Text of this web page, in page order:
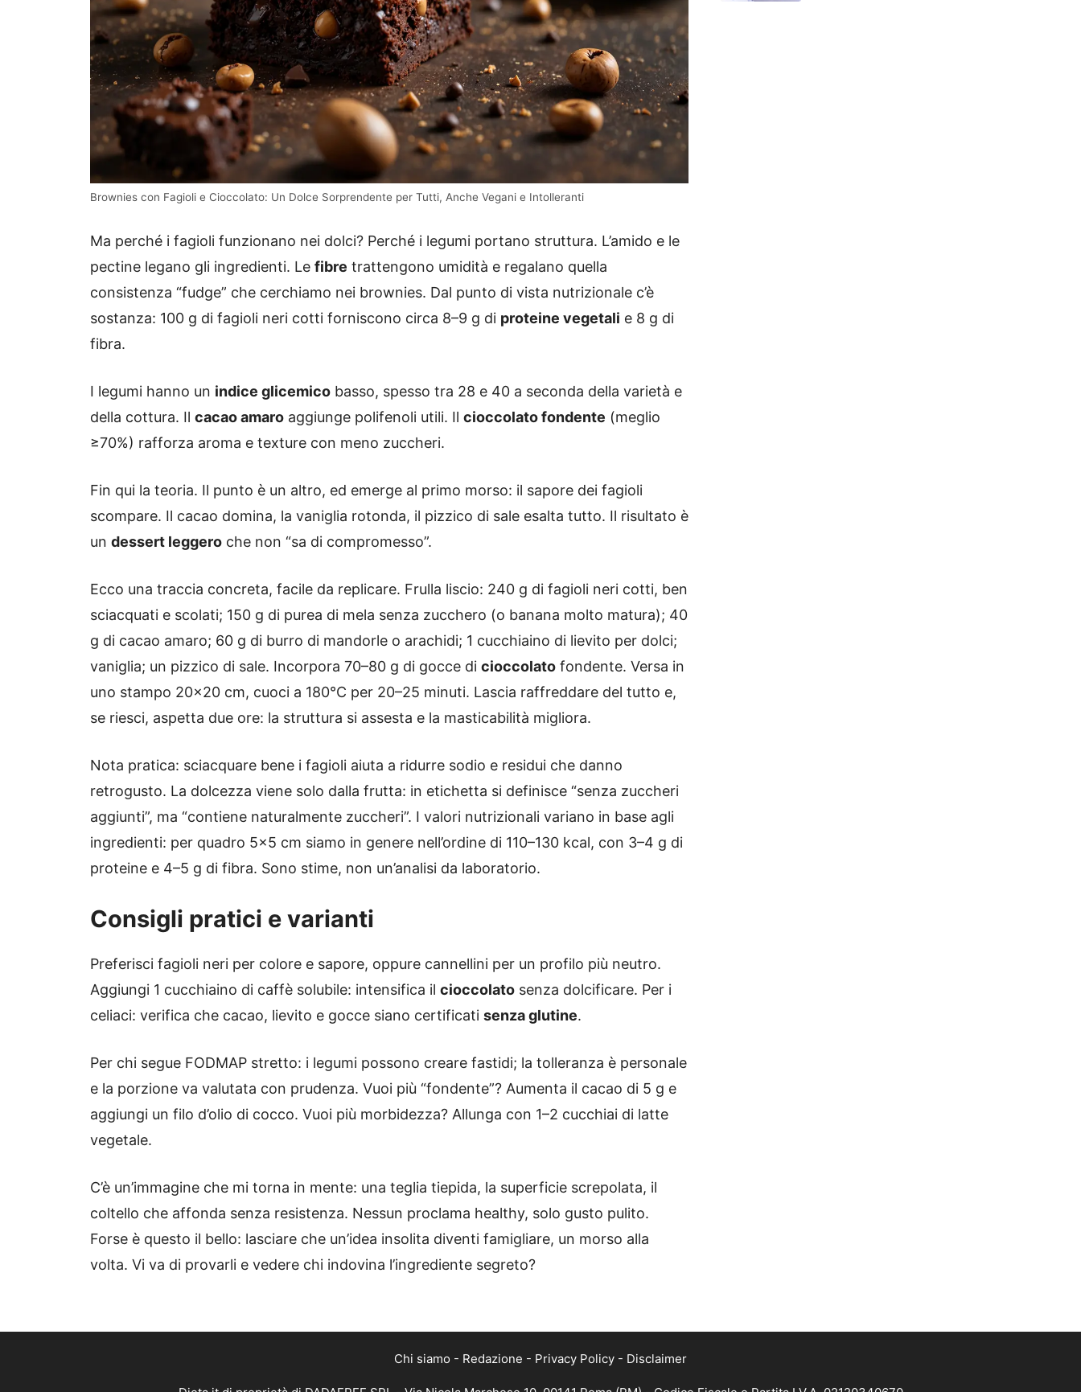
Brownies con Fagioli e Cioccolato: Un Dolce Sorprendente per Tutti, Anche Vegani e Intolleranti
Ma perché i fagioli funzionano nei dolci? Perché i legumi portano struttura. L’amido e le
pectine legano gli ingredienti. Le fibre trattengono umidità e regalano quella
consistenza “fudge” che cerchiamo nei brownies. Dal punto di vista nutrizionale c’è
sostanza: 100 g di fagioli neri cotti forniscono circa 8–9 g di proteine vegetali e 8 g di
fibra.
I legumi hanno un indice glicemico basso, spesso tra 28 e 40 a seconda della varietà e
della cottura. Il cacao amaro aggiunge polifenoli utili. Il cioccolato fondente (meglio
≥70%) rafforza aroma e texture con meno zuccheri.
Fin qui la teoria. Il punto è un altro, ed emerge al primo morso: il sapore dei fagioli
scompare. Il cacao domina, la vaniglia rotonda, il pizzico di sale esalta tutto. Il risultato è
un dessert leggero che non “sa di compromesso”.
Ecco una traccia concreta, facile da replicare. Frulla liscio: 240 g di fagioli neri cotti, ben
sciacquati e scolati; 150 g di purea di mela senza zucchero (o banana molto matura); 40
g di cacao amaro; 60 g di burro di mandorle o arachidi; 1 cucchiaino di lievito per dolci;
vaniglia; un pizzico di sale. Incorpora 70–80 g di gocce di cioccolato fondente. Versa in
uno stampo 20×20 cm, cuoci a 180°C per 20–25 minuti. Lascia raffreddare del tutto e,
se riesci, aspetta due ore: la struttura si assesta e la masticabilità migliora.
Nota pratica: sciacquare bene i fagioli aiuta a ridurre sodio e residui che danno
retrogusto. La dolcezza viene solo dalla frutta: in etichetta si definisce “senza zuccheri
aggiunti”, ma “contiene naturalmente zuccheri”. I valori nutrizionali variano in base agli
ingredienti: per quadro 5×5 cm siamo in genere nell’ordine di 110–130 kcal, con 3–4 g di
proteine e 4–5 g di fibra. Sono stime, non un’analisi da laboratorio.
Consigli pratici e varianti
Preferisci fagioli neri per colore e sapore, oppure cannellini per un profilo più neutro.
Aggiungi 1 cucchiaino di caffè solubile: intensifica il cioccolato senza dolcificare. Per i
celiaci: verifica che cacao, lievito e gocce siano certificati senza glutine.
Per chi segue FODMAP stretto: i legumi possono creare fastidi; la tolleranza è personale
e la porzione va valutata con prudenza. Vuoi più “fondente”? Aumenta il cacao di 5 g e
aggiungi un filo d’olio di cocco. Vuoi più morbidezza? Allunga con 1–2 cucchiai di latte
vegetale.
C’è un’immagine che mi torna in mente: una teglia tiepida, la superficie screpolata, il
coltello che affonda senza resistenza. Nessun proclama healthy, solo gusto pulito.
Forse è questo il bello: lasciare che un’idea insolita diventi famigliare, un morso alla
volta. Vi va di provarli e vedere chi indovina l’ingrediente segreto?
Chi siamo - Redazione - Privacy Policy - Disclaimer